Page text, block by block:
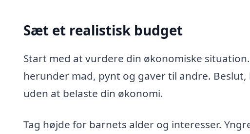
Sæt et realistisk budget
Start med at vurdere din økonomiske
herunder mad, pynt og gaver til andre.
uden at belaste din økonomi.
Tag højde for barnets alder og interesser.